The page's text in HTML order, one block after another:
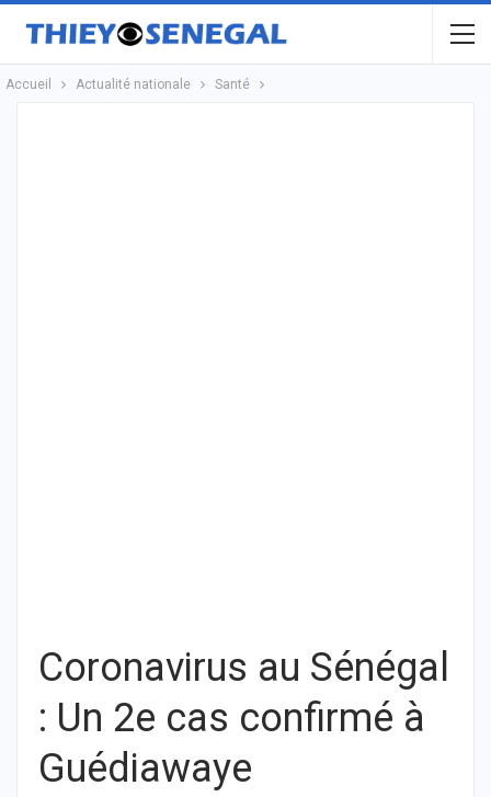
Accueil Actualité nationale Santé
Coronavirus au Sénégal
: Un 2e cas confirmé à
Guédiawaye